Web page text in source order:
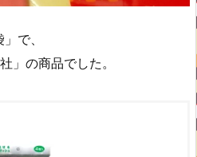
で、
」の商品でした。